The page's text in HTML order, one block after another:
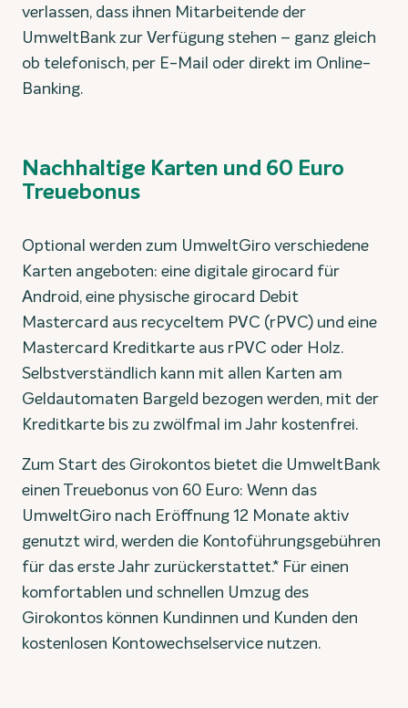
verlassen, dass ihnen Mitarbeitende der
UmweltBank zur Verfügung stehen – ganz gleich
ob telefonisch, per E-Mail oder direkt im Online-
Banking.
Nachhaltige Karten und 60 Euro
Treuebonus
Optional werden zum UmweltGiro verschiedene
Karten angeboten: eine digitale girocard für
Android, eine physische girocard Debit
Mastercard aus recyceltem PVC (rPVC) und eine
Mastercard Kreditkarte aus rPVC oder Holz.
Selbstverständlich kann mit allen Karten am
Geldautomaten Bargeld bezogen werden, mit der
Kreditkarte bis zu zwölfmal im Jahr kostenfrei.
Zum Start des Girokontos bietet die UmweltBank
einen Treuebonus von 60 Euro: Wenn das
UmweltGiro nach Eröffnung 12 Monate aktiv
genutzt wird, werden die Kontoführungsgebühren
für das erste Jahr zurückerstattet.* Für einen
komfortablen und schnellen Umzug des
Girokontos können Kundinnen und Kunden den
kostenlosen Kontowechselservice nutzen.